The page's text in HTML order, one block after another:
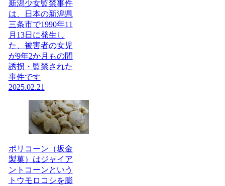
新潟少女監禁事件
は、日本の新潟県
三条市で1990年11
月13日に発生し
た、被害者の女児
が9年2か月もの間
誘拐・監禁された
事件です
2025.02.21
ポリコーン（坂金
製菓）はジャイア
ントコーンという
トウモロコシを膨